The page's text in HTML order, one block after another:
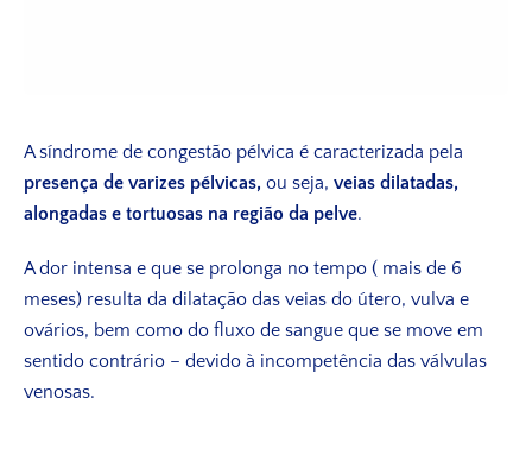
A síndrome de congestão pélvica é caracterizada pela
presença de varizes pélvicas, ou seja, veias dilatadas,
alongadas e tortuosas na região da pelve.
A dor intensa e que se prolonga no tempo ( mais de 6
meses) resulta da dilatação das veias do útero, vulva e
ovários, bem como do fluxo de sangue que se move em
sentido contrário – devido à incompetência das válvulas
venosas.